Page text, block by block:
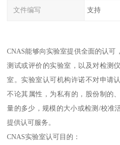
文件编写 支持
CNAS能够向实验室提供全面的认可
测试或评价的实验室，以及对检测
室。实验室认可机构许诺不对申请
不论其属性，为私有的，股份制的
量的多少，规模的大小或检测/校准
提供认可服务。
CNAS实验室认可目的：